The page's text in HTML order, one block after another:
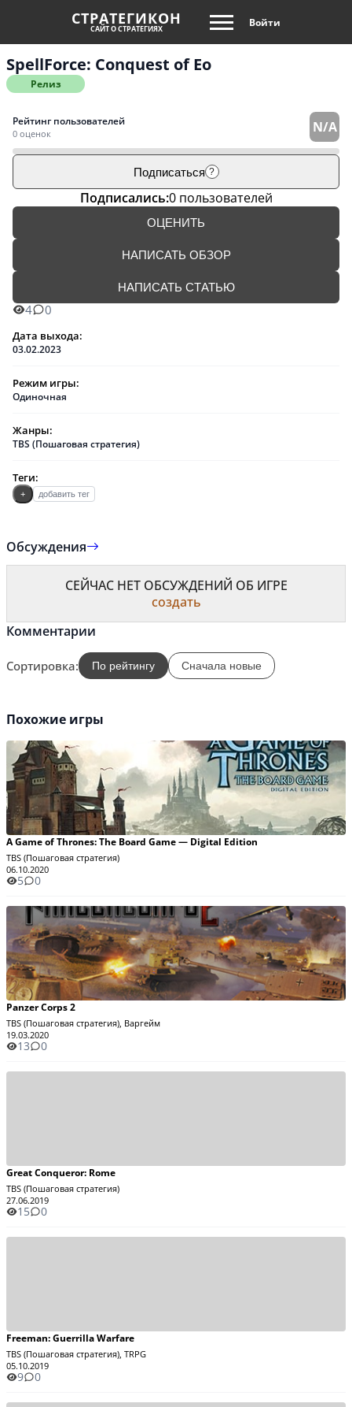
СТРАТЕГИКОН
САЙТ О СТРАТЕГИЯХ Войти
SpellForce: Conquest of Eo
Релиз
Рейтинг пользователей
0 оценок N/A
Подписаться ?
Подписались:0 пользователей
ОЦЕНИТЬ
НАПИСАТЬ ОБЗОР
НАПИСАТЬ СТАТЬЮ
4 0
Дата выхода:
03.02.2023
Режим игры:
Одиночная
Жанры:
TBS (Пошаговая стратегия)
Теги:
+ добавить тег
Обсуждения
СЕЙЧАС НЕТ ОБСУЖДЕНИЙ ОБ ИГРЕ
создать
Комментарии
Сортировка: По рейтингу Сначала новые
Похожие игры
A Game of Thrones: The Board Game — Digital Edition
TBS (Пошаговая стратегия)
06.10.2020
5 0
Panzer Corps 2
TBS (Пошаговая стратегия), Варгейм
19.03.2020
13 0
Great Conqueror: Rome
TBS (Пошаговая стратегия)
27.06.2019
15 0
Freeman: Guerrilla Warfare
TBS (Пошаговая стратегия), TRPG
05.10.2019
9 0